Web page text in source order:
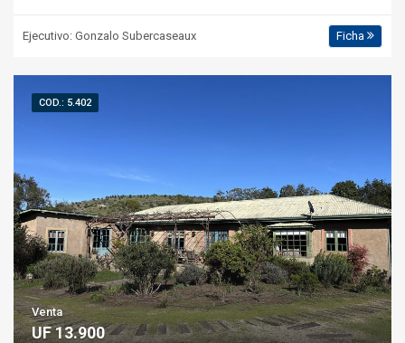
Ejecutivo: Gonzalo Subercaseaux Ficha
COD.: 5.402
Venta
UF 13.900